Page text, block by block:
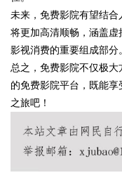
Bo
未来，免费影院有望结
将更加高清顺畅，涵盖
影视消费的重要组成部分
总之，免费影院不仅极
的免费影院平台，既能
之旅吧！